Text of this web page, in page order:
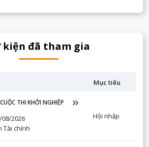
kiện đã tham gia
Mục tiêu
THI KHỞI NGHIỆP
2026
Tài chính
Hội nhập